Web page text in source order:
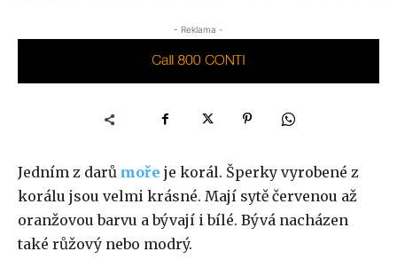
- Reklama -
Jedním z darů moře je korál. Šperky vyrobené z
korálu jsou velmi krásné. Mají sytě červenou až
oranžovou barvu a bývají i bílé. Bývá nacházen
také růžový nebo modrý.